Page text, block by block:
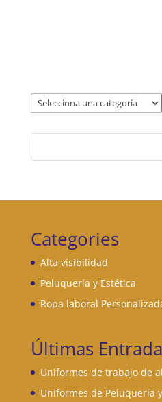
Selecciona
una
categoría
Categories
Alta visibilidad
Peluquería y Estética
Ropa laboral
Últimas
Uniformes de trabajo de
Uniformes de Peluquería